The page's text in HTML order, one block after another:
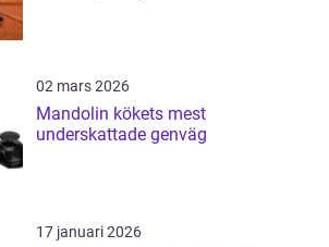
02 mars 2026
Mandolin kökets mest
underskattade genväg
17 januari 2026